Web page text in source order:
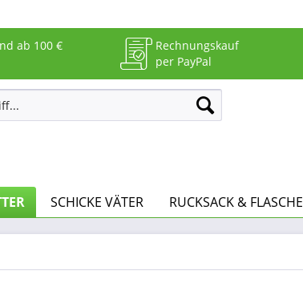
ab 100 €
Rechnungskauf
per PayPal
SCHICKE VÄTER RUCKSACK & FLASCHE